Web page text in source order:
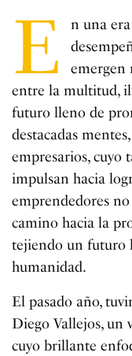
E
n una
emergen
entre la multitud,
futuro lleno de
destacadas
empresarios, cuyo
impulsan hacia
emprendedores
camino hacia la
tejiendo un futuro
humanidad.
El pasado año,
Diego Vallejos,
cuyo brillante